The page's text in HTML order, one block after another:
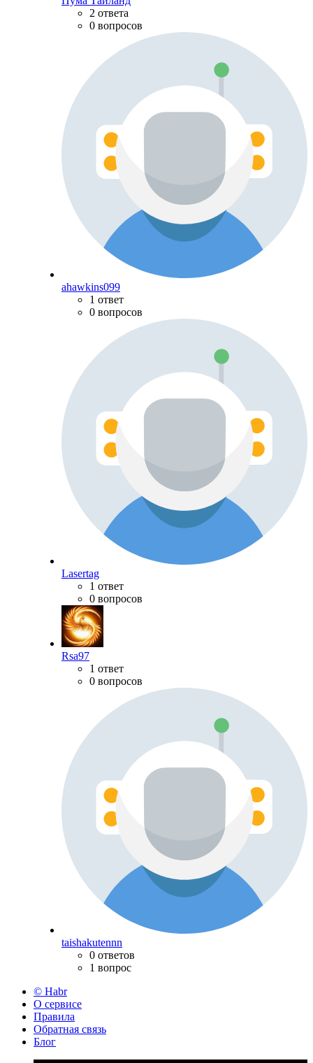
2 ответа
0 вопросов
ahawkins099
1 ответ
0 вопросов
Lasertag
1 ответ
0 вопросов
Rsa97
1 ответ
0 вопросов
taishakutennn
0 ответов
1 вопрос
© Habr
О сервисе
Правила
Обратная связь
Блог